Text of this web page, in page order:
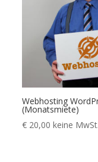
Webhosting
(Monatsmiete)
€20,00 keine MwSt.